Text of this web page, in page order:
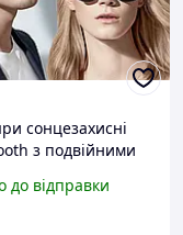
сонцезахисні
з подвійними
до відправки